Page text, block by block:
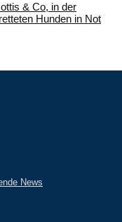
& Co, in der
Hunden in Not
News